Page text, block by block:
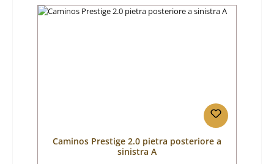
Caminos Prestige 2.0 pietra posteriore a
sinistra A